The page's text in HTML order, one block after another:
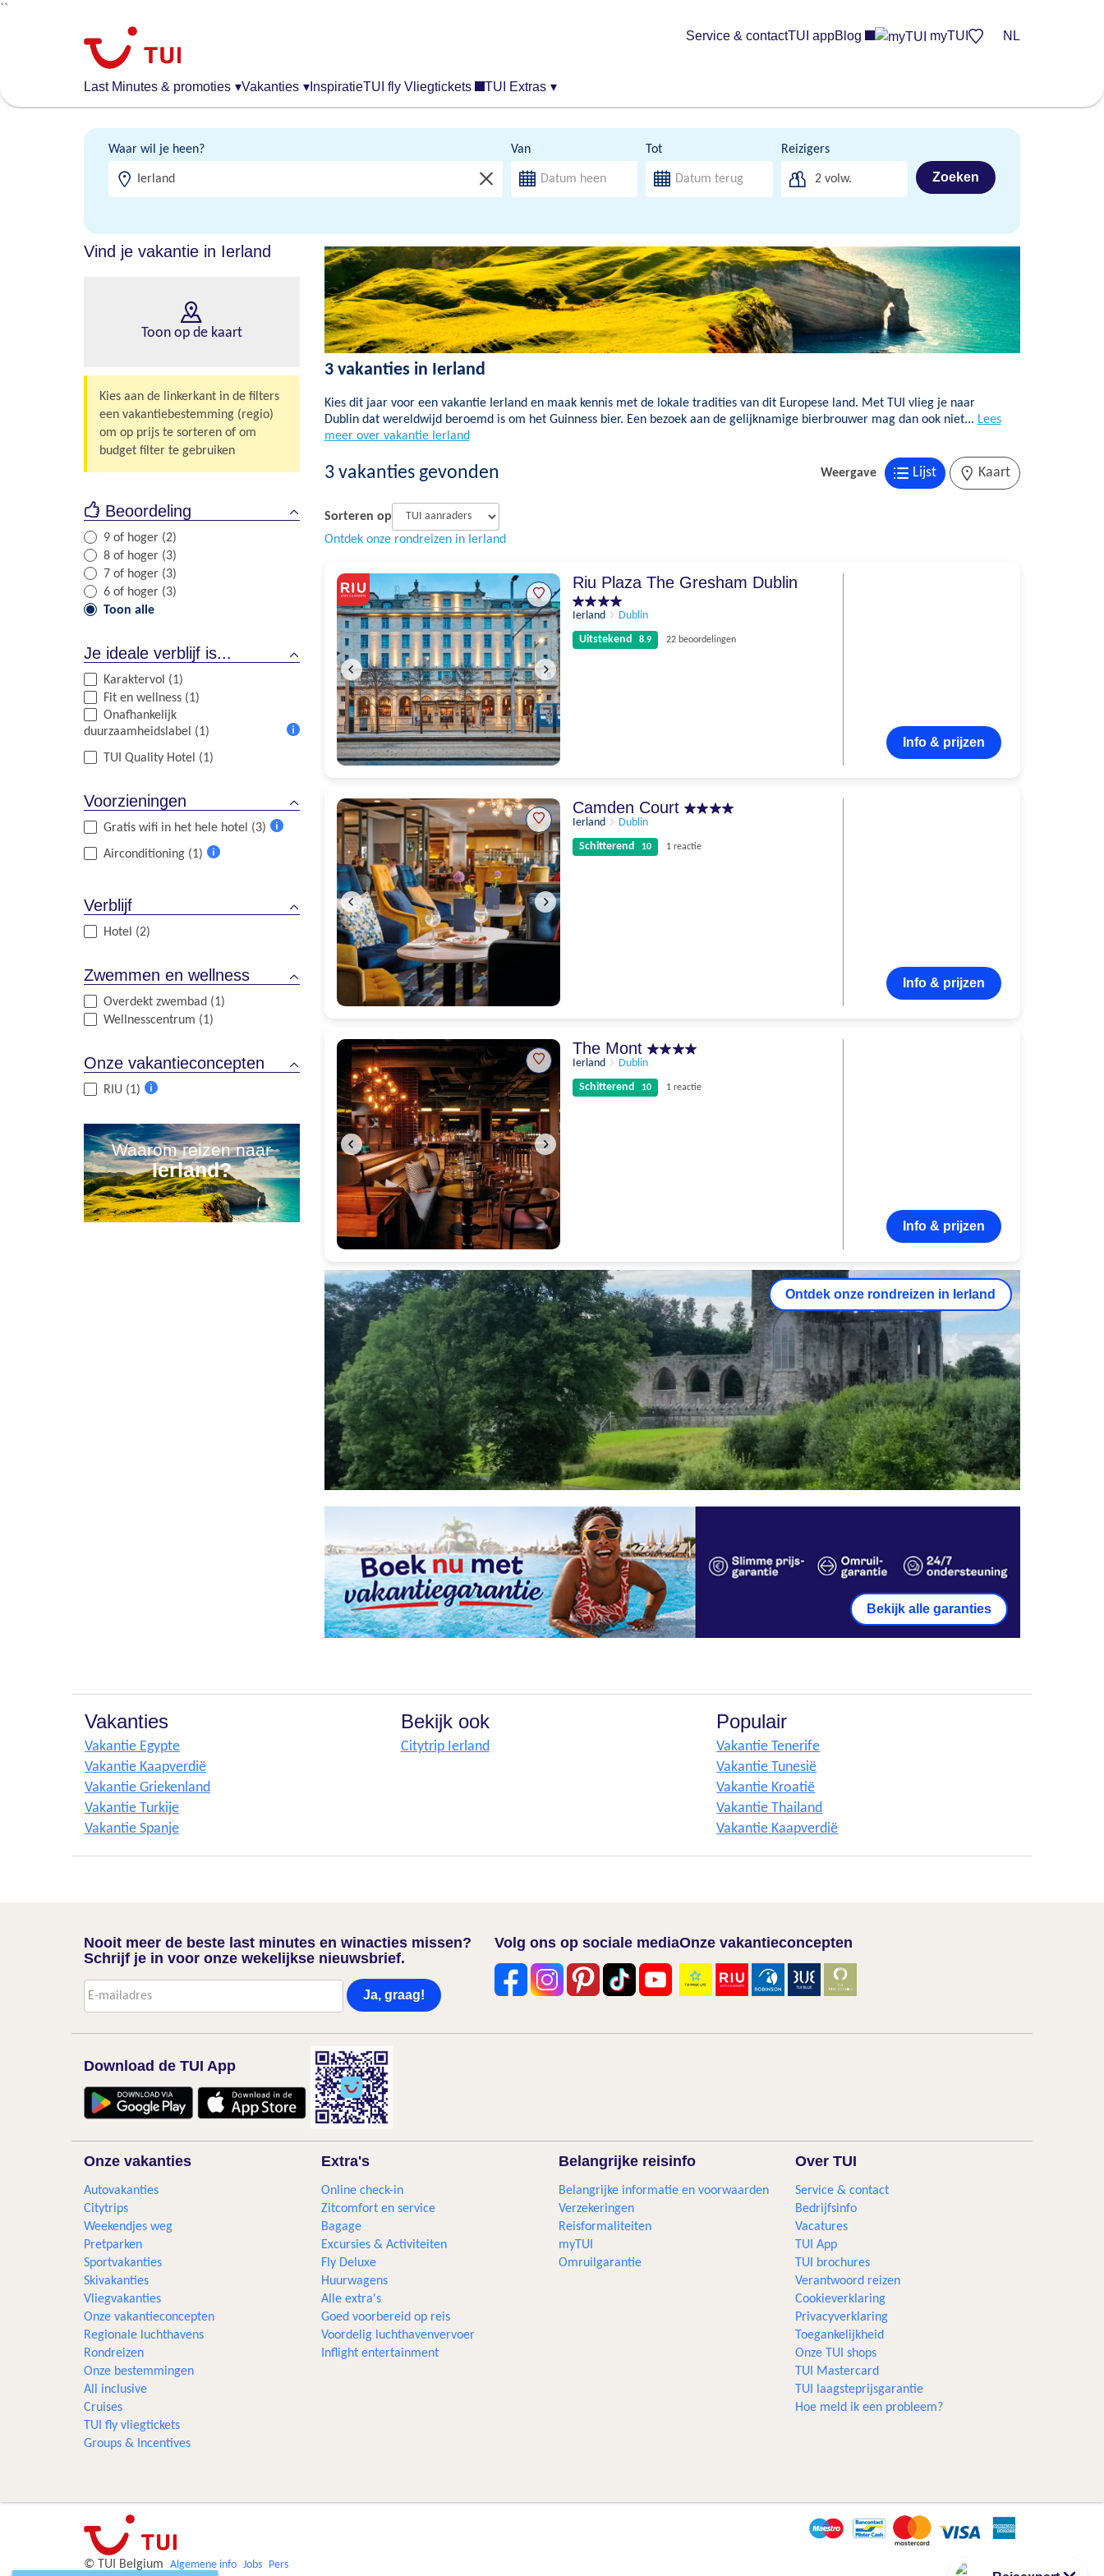
``
algemene
Last Minutes & promoties ▾Vakanties ▾ InspiratieTUI fly Vliegtickets TUI Extras ▾
Service & contactTUI appBlog myTUI NL
Waar wil je heen? Van Tot Reizigers
2 volw. Zoeken
Vind je vakantie in Ierland
Toon op de kaart
Kies aan de linkerkant in de filters
een vakantiebestemming (regio)
om op prijs te sorteren of om
budget filter te gebruiken
Beoordeling
9 of hoger (2)
8 of hoger (3)
7 of hoger (3)
6 of hoger (3)
Toon alle
Je ideale verblijf is...
Karaktervol (1)
Fit en wellness (1)
Onafhankelijk
duurzaamheidslabel (1)
informatie
TUI Quality Hotel (1)
Voorzieningen
Gratis wifi in het hele hotel (3)
Airconditioning (1)
Verblijf
Hotel (2)
Zwemmen en wellness
Overdekt zwembad (1)
Wellnesscentrum (1)
Onze vakantieconcepten
RIU (1)
Waarom reizen naar
Ierland?
3 vakanties in Ierland
Kies dit jaar voor een vakantie Ierland en maak kennis met de lokale tradities van dit Europese land. Met TUI vlieg je naar
Dublin dat wereldwijd beroemd is om het Guinness bier. Een bezoek aan de gelijknamige bierbrouwer mag dan ook niet... Lees
meer over vakantie Ierland
3vakanties gevonden Weergave Lijst Kaart
Sorteren op
Ontdek onze rondreizen in Ierland
Riu Plaza The Gresham Dublin
Ierland
Dublin
Uitstekend
8.9 22 beoordelingen
Info & prijzen
Camden Court
Ierland
Dublin
Schitterend
10 1 reactie
Info & prijzen
1 reactie
10
The Mont
Ierland
Dublin
Schitterend
10 1 reactie
Info & prijzen
Ontdek onze rondreizen in Ierland
Bekijk alle garanties
Vakanties
Vakantie Egypte
Vakantie Kaapverdië
Vakantie Griekenland
Vakantie Turkije
Vakantie Spanje
Bekijk ook
Citytrip Ierland
Populair
Vakantie Tenerife
Vakantie Tunesië
Vakantie Kroatië
Vakantie Thailand
Vakantie Kaapverdië
Nooit meer de beste last minutes en winacties missen?
Schrijf je in voor onze wekelijkse nieuwsbrief.
Ja, graag!
Volg ons op sociale mediaOnze vakantieconcepten
Download de TUI App
Onze vakanties
Autovakanties
Citytrips
Weekendjes weg
Pretparken
Sportvakanties
Skivakanties
Vliegvakanties
Onze vakantieconcepten
Regionale luchthavens
Rondreizen
Onze bestemmingen
All inclusive
Cruises
TUI fly vliegtickets
Groups & Incentives
Extra's
Online check-in
Zitcomfort en service
Bagage
Excursies & Activiteiten
Fly Deluxe
Huurwagens
Alle extra's
Goed voorbereid op reis
Voordelig luchthavenvervoer
Inflight entertainment
Belangrijke reisinfo
Belangrijke informatie en voorwaarden
Verzekeringen
Reisformaliteiten
myTUI
Omruilgarantie
Over TUI
Service & contact
Bedrijfsinfo
Vacatures
TUI App
TUI brochures
Verantwoord reizen
Cookieverklaring
Privacyverklaring
Toegankelijkheid
Onze TUI shops
TUI Mastercard
TUI laagsteprijsgarantie
Hoe meld ik een probleem?
© TUI Belgium Algemene info Jobs Pers